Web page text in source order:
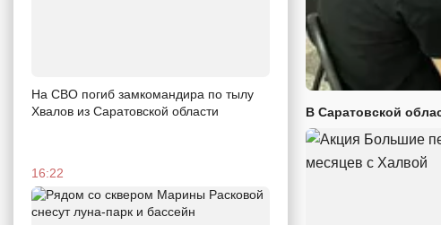
На СВО погиб замкомандира по тылу
Хвалов из Саратовской области
16:22
В Саратовской